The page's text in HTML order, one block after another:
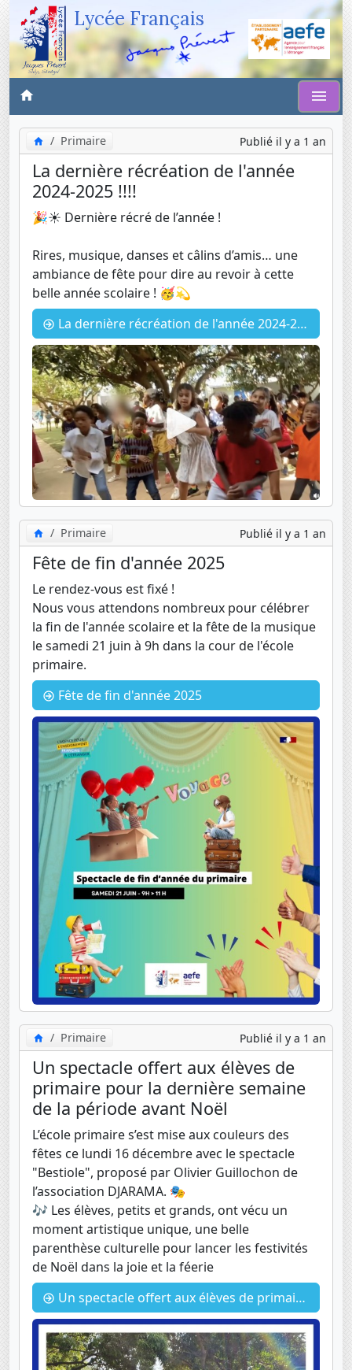
Lycée Français
Primaire Publié il y a 1 an
La dernière récréation de l'année
2024-2025 !!!!
🎉☀️ Dernière récré de l’année !
Rires, musique, danses et câlins d’amis… une
ambiance de fête pour dire au revoir à cette
belle année scolaire ! 🥳💫
La dernière récréation de l'année 2024-2025 !!!!
Primaire Publié il y a 1 an
Fête de fin d'année 2025
Le rendez-vous est fixé !
Nous vous attendons nombreux pour célébrer
la fin de l'année scolaire et la fête de la musique
le samedi 21 juin à 9h dans la cour de l'école
primaire.
Fête de fin d'année 2025
Primaire Publié il y a 1 an
Un spectacle offert aux élèves de
primaire pour la dernière semaine
de la période avant Noël
L’école primaire s’est mise aux couleurs des
fêtes ce lundi 16 décembre avec le spectacle
"Bestiole", proposé par Olivier Guillochon de
l’association DJARAMA. 🎭
🎶 Les élèves, petits et grands, ont vécu un
moment artistique unique, une belle
parenthèse culturelle pour lancer les festivités
de Noël dans la joie et la féerie
Un spectacle offert aux élèves de primaire pour la dernière semaine de la période avant Noël